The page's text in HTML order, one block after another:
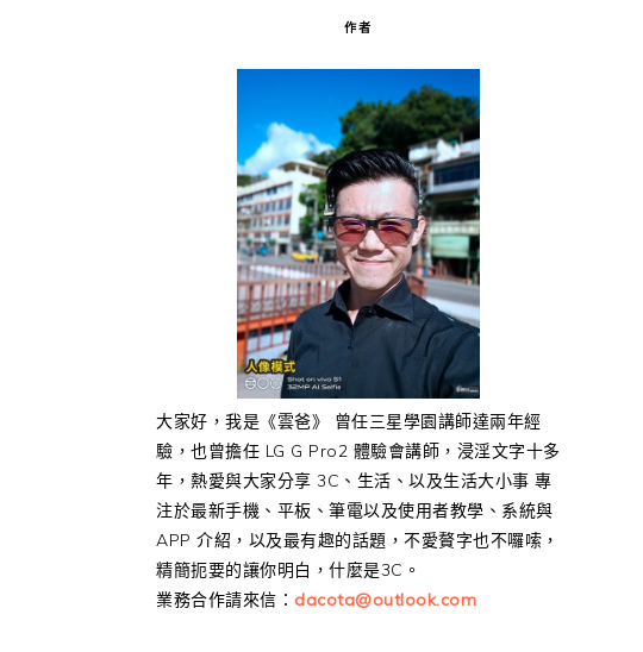
作者
大家好，我是《雲爸》 曾任三星學園講師達兩年經
驗，也曾擔任 LG G Pro2 體驗會講師，浸淫文字十多
年，熱愛與大家分享 3C、生活、以及生活大小事 專
注於最新手機、平板、筆電以及使用者教學、系統與
APP 介紹，以及最有趣的話題，不愛贅字也不囉嗦，
精簡扼要的讓你明白，什麼是3C。
業務合作請來信： dacota@outlook.com